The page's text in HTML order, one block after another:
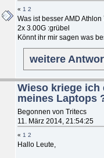
« 1 2
Was ist besser AMD
2x 3.00G :grübel
Könnt ihr mir sagen was
weitere
Wieso kriege ich
meines Laptops
Begonnen von Tritecs
11. März 2014, 21:54:25
« 1 2
Hallo Leute,